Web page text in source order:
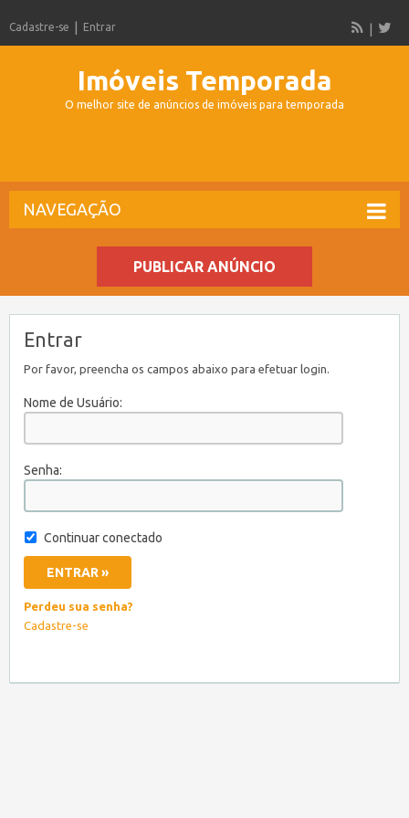
Cadastre-se Entrar
Imóveis Temporada
O melhor site de anúncios de imóveis para temporada
NAVEGAÇÃO
PUBLICAR ANÚNCIO
Entrar
Por favor, preencha os campos abaixo para efetuar login.
Nome de Usuário:
Senha:
Continuar conectado
Perdeu sua senha?
Cadastre-se